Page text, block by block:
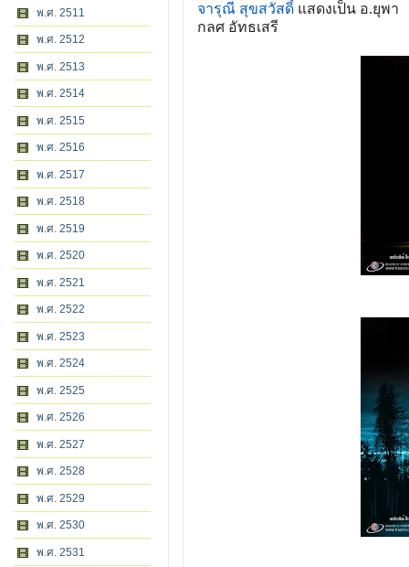
พ.ศ. 2511
พ.ศ. 2512
พ.ศ. 2513
พ.ศ. 2514
พ.ศ. 2515
พ.ศ. 2516
พ.ศ. 2517
พ.ศ. 2518
พ.ศ. 2519
พ.ศ. 2520
พ.ศ. 2521
พ.ศ. 2522
พ.ศ. 2523
พ.ศ. 2524
พ.ศ. 2525
พ.ศ. 2526
พ.ศ. 2527
พ.ศ. 2528
พ.ศ. 2529
พ.ศ. 2530
พ.ศ. 2531
จารุณี สุขสวัสดิ์ แสดงเป็น อ.ยุพา
กลศ อัทธเสรี